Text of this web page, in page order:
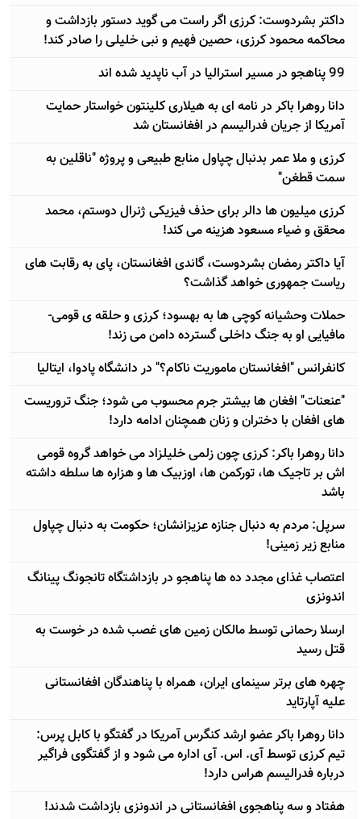
داکتر بشردوست: کرزی اگر راست می گوید دستور بازداشت و
محاکمه محمود کرزی، حصین فهیم و نبی خلیلی را صادر کند!
99 پناهجو در مسیر استرالیا در آب ناپدید شده اند
دانا روهرا باکر در نامه ای به هیلاری کلینتون خواستار حمایت
آمریکا از جریان فدرالیسم در افغانستان شد
کرزی و ملا عمر بدنبال چپاول منابع طبیعی و پروژه "ناقلین به
سمت قطغن"
کرزی میلیون ها دالر برای حذف فیزیکی ژنرال دوستم، محمد
محقق و ضیاء مسعود هزینه می کند!
آیا داکتر رمضان بشردوست، گاندی افغانستان، پای به رقابت های
ریاست جمهوری خواهد گذاشت؟
حملات وحشیانه کوچی ها به بهسود؛ کرزی و حلقه ی قومی-
مافیایی او به جنگ داخلی گسترده دامن می زند!
کانفرانس "افغانستان ماموریت ناکام؟" در دانشگاه پادوا، ایتالیا
"عنعنات" افغان ها بیشتر جرم محسوب می شود؛ جنگ تروریست
های افغان با دختران و زنان همچنان ادامه دارد!
دانا روهرا باکر: کرزی چون زلمی خلیلزاد می خواهد گروه قومی
اش بر تاجیک ها، تورکمن ها، اوزبیک ها و هزاره ها سلطه داشته
باشد
سرپل: مردم به دنبال جنازه عزیزانشان؛ حکومت به دنبال چپاول
منابع زیر زمینی!
اعتصاب غذای مجدد ده ها پناهجو در بازداشتگاه تانجونگ پینانگ
اندونزی
ارسلا رحمانی توسط مالکان زمین های غصب شده در خوست به
قتل رسید
چهره های برتر سینمای ایران، همراه با پناهندگان افغانستانی
علیه آپارتاید
دانا روهرا باکر عضو ارشد کنگرس آمریکا در گفتگو با کابل پرس:
تیم کرزی توسط آی. اس. آی اداره می شود و از گفتگوی فراگیر
درباره فدرالیسم هراس دارد!
هفتاد و سه پناهجوی افغانستانی در اندونزی بازداشت شدند!